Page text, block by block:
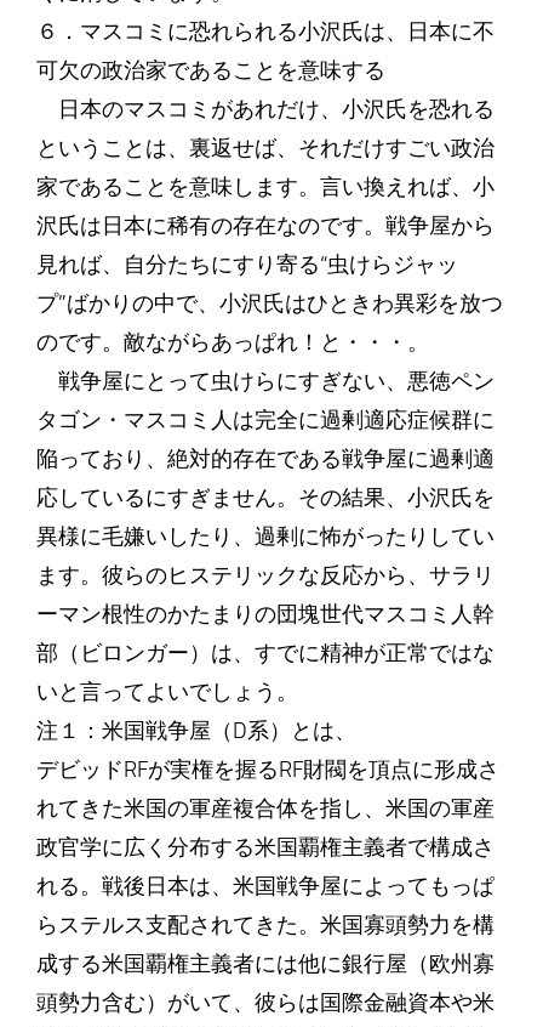
６．マスコミに恐れられる小沢氏は、日本に不
可欠の政治家であることを意味する
日本のマスコミがあれだけ、小沢氏を恐れる
ということは、裏返せば、それだけすごい政治
家であることを意味します。言い換えれば、小
沢氏は日本に稀有の存在なのです。戦争屋から
見れば、自分たちにすり寄る“虫けらジャッ
プ”ばかりの中で、小沢氏はひときわ異彩を放つ
のです。敵ながらあっぱれ！と・・・。
戦争屋にとって虫けらにすぎない、悪徳ペン
タゴン・マスコミ人は完全に過剰適応症候群に
陥っており、絶対的存在である戦争屋に過剰適
応しているにすぎません。その結果、小沢氏を
異様に毛嫌いしたり、過剰に怖がったりしてい
ます。彼らのヒステリックな反応から、サラリ
ーマン根性のかたまりの団塊世代マスコミ人幹
部（ビロンガー）は、すでに精神が正常ではな
いと言ってよいでしょう。
注１：米国戦争屋（D系）とは、
デビッドRFが実権を握るRF財閥を頂点に形成さ
れてきた米国の軍産複合体を指し、米国の軍産
政官学に広く分布する米国覇権主義者で構成さ
れる。戦後日本は、米国戦争屋によってもっぱ
らステルス支配されてきた。米国寡頭勢力を構
成する米国覇権主義者には他に銀行屋（欧州寡
頭勢力含む）がいて、彼らは国際金融資本や米